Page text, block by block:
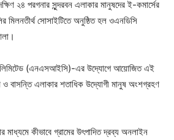
২৪ পরগনার সুন্দরবন এলাকার মানুষদের ই-কমার্সের
মিলনতীর্থ সোসাইটিতে অনুষ্ঠিত হল ওএনডিসি
লিমিটেড (এনএসআইসি)-এর উদ্যোগে আয়োজিত এই
ও বাসন্তি এলাকার শতাধিক উদ্যোগী মানুষ অংশগ্রহণ
মাধ্যমে কীভাবে গ্রামের উৎপাদিত দ্রব্য অনলাইন